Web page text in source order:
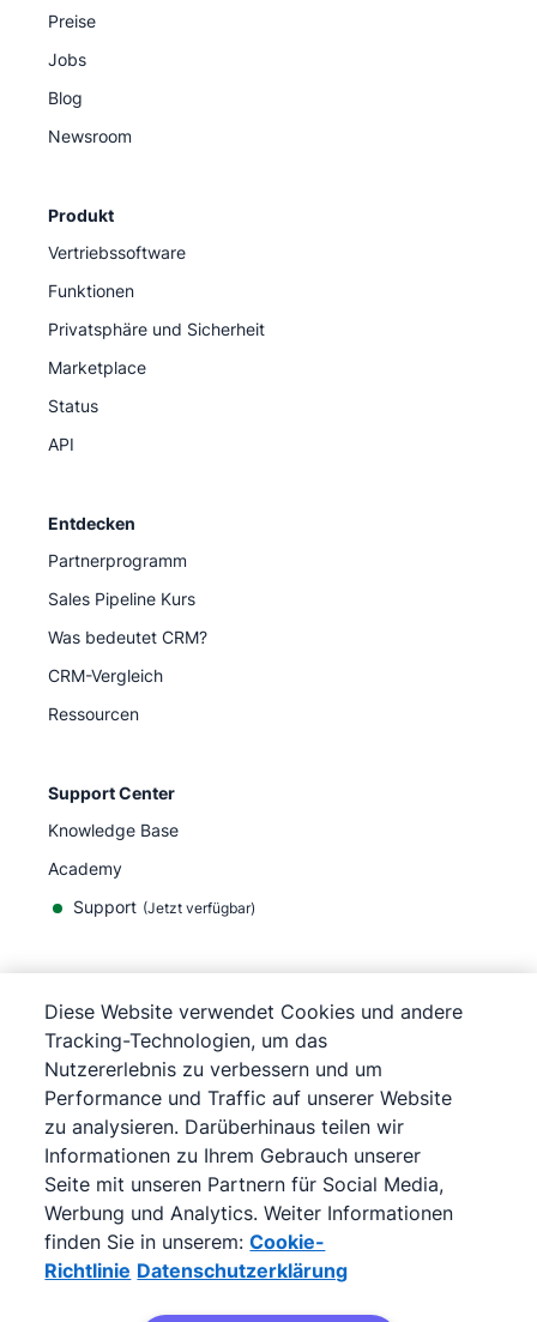
Preise
Jobs
Blog
Newsroom
Produkt
Vertriebssoftware
Funktionen
Privatsphäre und Sicherheit
Marketplace
Status
API
Entdecken
Partnerprogramm
Sales Pipeline Kurs
Was bedeutet CRM?
CRM-Vergleich
Ressourcen
Support Center
Knowledge Base
Academy
Support (Jetzt verfügbar)
©2026Pipedrive
Pipedrive
Nutzungsbedingungen
Pipedrive
Datenschutzerklärung
Impressum
Sitemap
Cookie-Richtlinie
Cookie-Präferenzen
Pipedrive ist ein webbasiertes Verkaufs-CRM.
Diese Website verwendet Cookies und andere
Tracking-Technologien, um das
Nutzererlebnis zu verbessern und um
Performance und Traffic auf unserer Website
zu analysieren. Darüberhinaus teilen wir
Informationen zu Ihrem Gebrauch unserer
Seite mit unseren Partnern für Social Media,
Werbung und Analytics. Weiter Informationen
finden Sie in unserem: Cookie-
Richtlinie Datenschutzerklärung